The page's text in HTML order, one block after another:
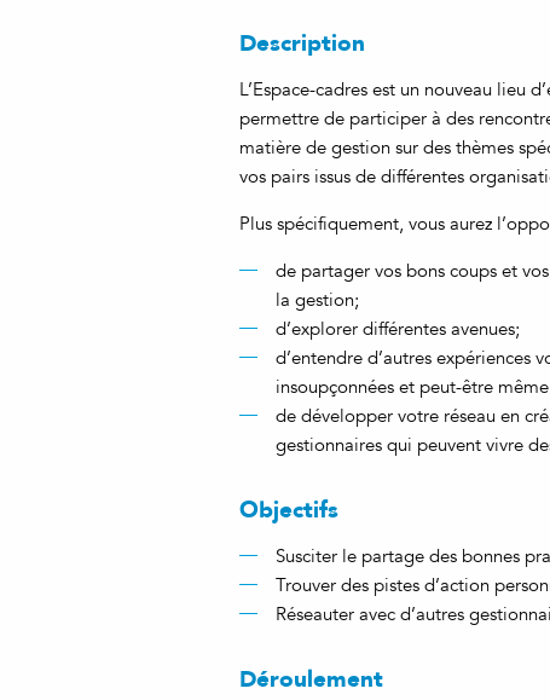
Description
L’Espace-cadres est un nouveau lieu
permettre de participer à des
matière de gestion sur des thèmes
vos pairs issus de différentes
Plus spécifiquement, vous aurez
de partager vos bons coups et
la gestion;
d’explorer différentes avenues;
d’entendre d’autres expériences
insoupçonnées et peut-être
de développer votre réseau en
gestionnaires qui peuvent vivre
Objectifs
Susciter le partage des bonnes
Trouver des pistes d’action
Réseauter avec d’autres
Déroulement